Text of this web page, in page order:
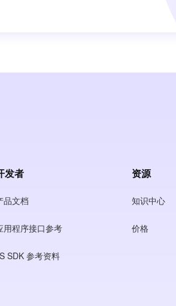
发者
品文档
用程序接口参考
SDK 参考资料
资源
知识中心
价格